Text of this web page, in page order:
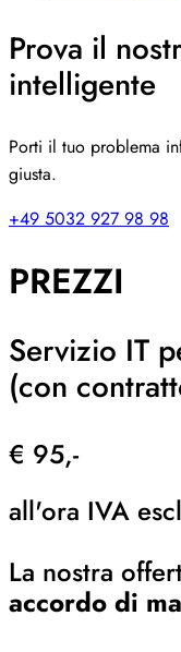
Prova il
intelligente
Porti il tuo problema
giusta.
+49 5032 927 98 98
PREZZI
Servizio IT
(con
€ 95,-
all'ora IVA
La nostra
accordo di